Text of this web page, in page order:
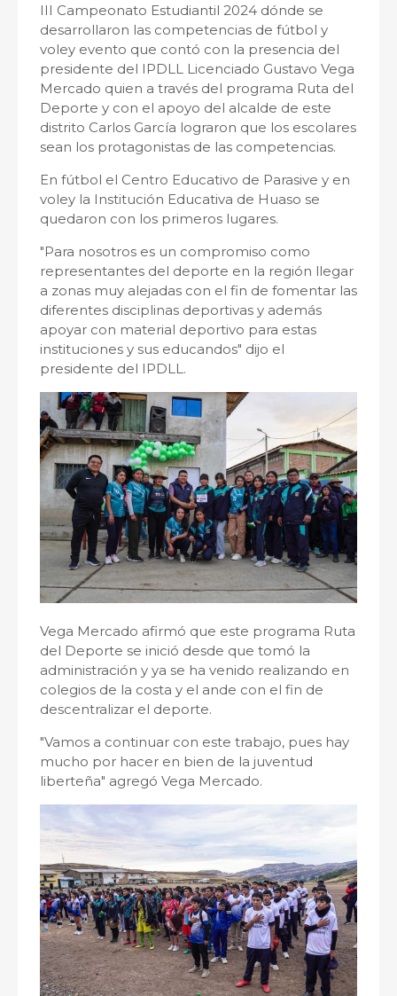
III Campeonato Estudiantil 2024 dónde se
desarrollaron las competencias de fútbol y
voley evento que contó con la presencia del
presidente del IPDLL Licenciado Gustavo Vega
Mercado quien a través del programa Ruta del
Deporte y con el apoyo del alcalde de este
distrito Carlos García lograron que los escolares
sean los protagonistas de las competencias.
En fútbol el Centro Educativo de Parasive y en
voley la Institución Educativa de Huaso se
quedaron con los primeros lugares.
"Para nosotros es un compromiso como
representantes del deporte en la región llegar
a zonas muy alejadas con el fin de fomentar las
diferentes disciplinas deportivas y además
apoyar con material deportivo para estas
instituciones y sus educandos" dijo el
presidente del IPDLL.
Vega Mercado afirmó que este programa Ruta
del Deporte se inició desde que tomó la
administración y ya se ha venido realizando en
colegios de la costa y el ande con el fin de
descentralizar el deporte.
"Vamos a continuar con este trabajo, pues hay
mucho por hacer en bien de la juventud
liberteña" agregó Vega Mercado.